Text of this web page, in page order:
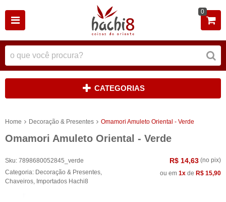
0
CATEGORIAS
Home Decoração & Presentes Omamori Amuleto Oriental - Verde
Omamori Amuleto Oriental - Verde
Sku: 7898680052845_verde
Categoria: Decoração & Presentes
Chaveiros Importados Hachi8
R$ 14,63 (no pix)
ou em 1x de R$ 15,90